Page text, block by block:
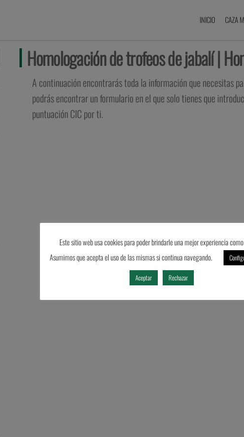
INICIO CAZA
Homologación de trofeos de jabalí |
A continuación encontrarás toda la información que necesitas
podrás encontrar un formulario en el que solo tienes que
puntuación CIC por ti.
Este sitio web usa cookies para poder brindarle una mejor experiencia
Asumimos que acepta el uso de las mismas si continua navegando.
Aceptar Rechazar